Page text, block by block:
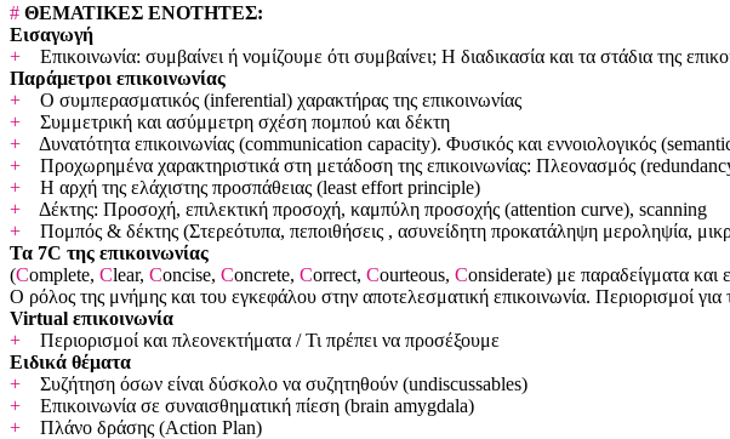
# ΘΕΜΑΤΙΚΕΣ ΕΝΟΤΗΤΕΣ:
Εισαγωγή
+ Επικοινωνία: συμβαίνει ή νομίζουμε ότι συμβαίνει; Η διαδικασία και τα στάδια της
Παράμετροι επικοινωνίας
+ Ο συμπερασματικός (inferential) χαρακτήρας της επικοινωνίας
+ Συμμετρική και ασύμμετρη σχέση πομπού και δέκτη
+ Δυνατότητα επικοινωνίας (communication capacity). Φυσικός και εννοιολογικός
+ Προχωρημένα χαρακτηριστικά στη μετάδοση της επικοινωνίας: Πλεονασμός
+ Η αρχή της ελάχιστης προσπάθειας (least effort principle)
+ Δέκτης: Προσοχή, επιλεκτική προσοχή, καμπύλη προσοχής (attention curve), scanning
+ Πομπός & δέκτης (Στερεότυπα, πεποιθήσεις , ασυνείδητη προκατάληψη μεροληψία,
Τα 7C της επικοινωνίας
(Complete, Clear, Concise, Concrete, Correct, Courteous, Considerate) με παραδείγματα και
Ο ρόλος της μνήμης και του εγκεφάλου στην αποτελεσματική επικοινωνία. Περιορισμοί
Virtual επικοινωνία
+ Περιορισμοί και πλεονεκτήματα / Τι πρέπει να προσέξουμε
Ειδικά θέματα
+ Συζήτηση όσων είναι δύσκολο να συζητηθούν (undiscussables)
+ Επικοινωνία σε συναισθηματική πίεση (brain amygdala)
+ Πλάνο δράσης (Action Plan)